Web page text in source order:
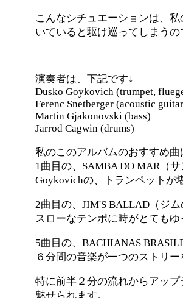
こんなシチュエーションは、
いていると駆け巡ってしまうの
演奏者は、下記です↓
Dusko Goykovich (trumpet,
Ferenc Snetberger (acoustic
Martin Gjakonovski (bass)
Jarrod Cagwin (drums)
私のこのアルバムのおすすめ曲
1曲目の、SAMBA DO MAR（サ
Goykovichの、トランペットが
2曲目の、JIM'S BALLAD（ジム
スローなテンポに時がとてもゆ
5曲目の、BACHIANAS
６分間の音楽が一つのストリー
特に前半２分の流れからアッ
魅せられます。